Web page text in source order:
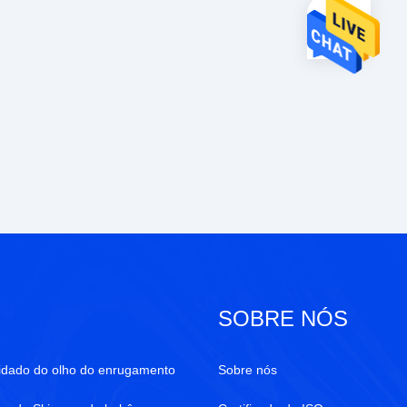
do olho do enrugamento
SOBRE NÓS
Sobre nós